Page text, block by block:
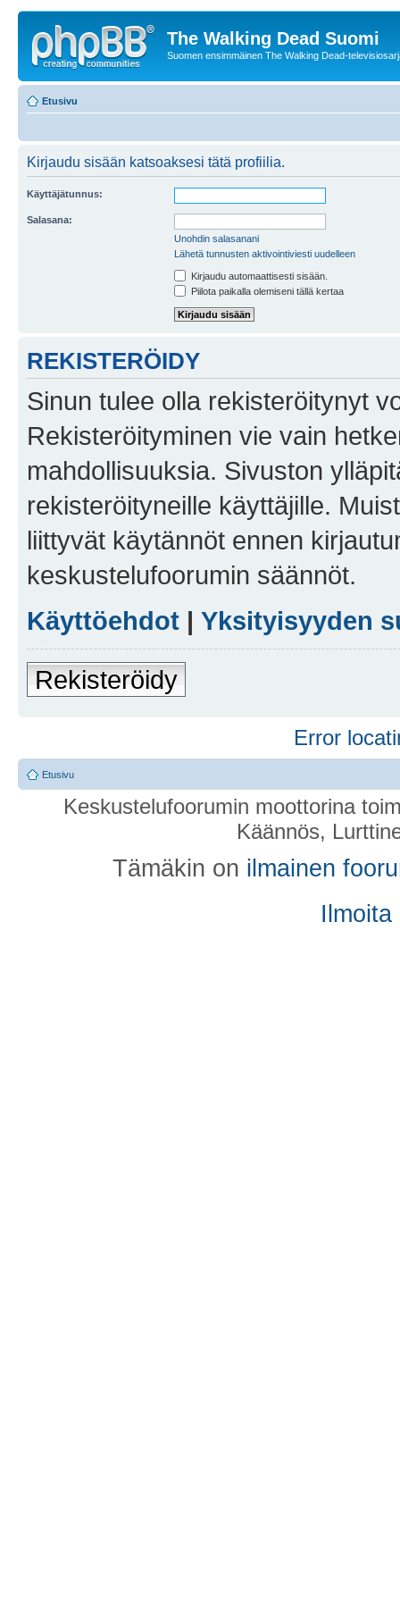
The Walking Dead Suomi
Suomen ensimmäinen The Walking Dead-
Etusivu
Kirjaudu sisään katsoaksesi tätä profiilia.
Käyttäjätunnus:
Salasana:
Unohdin salasanani
Lähetä tunnusten aktivointiviesti uudelleen
Kirjaudu automaattisesti sisään.
Piilota paikalla olemiseni tällä kertaa
REKISTERÖIDY
Sinun tulee olla rekisteröitynyt
Rekisteröityminen vie vain
mahdollisuuksia. Sivuston
rekisteröityneille käyttäjille.
liittyvät käytännöt ennen
keskustelufoorumin säännöt.
Käyttöehdot | Yksityisyyden
Rekisteröidy
Error
Etusivu
Keskustelufoorumin moottorina
Käännös,
Tämäkin on ilmainen